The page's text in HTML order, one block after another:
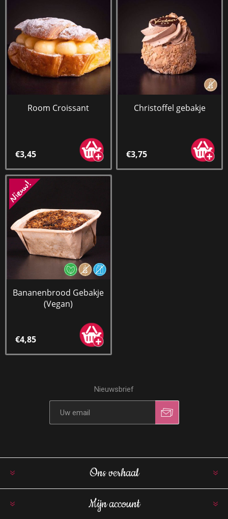
Room Croissant
€3,45
Christoffel gebakje
€3,75
Bananenbrood Gebakje
(Vegan)
€4,85
Nieuwsbrief
Ons verhaal
Mijn account